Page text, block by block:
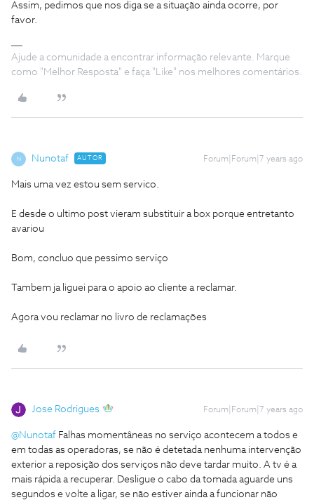
Assim, pedimos que nos diga se a situação ainda ocorre, por
favor.
Ajude a comunidade a encontrar informação relevante. Marque
como "Melhor Resposta" e faça "Like" nos melhores comentários.
N Nunotaf AUTOR Forum|Forum|7 years ago
Mais uma vez estou sem servico.
E desde o ultimo post vieram substituir a box porque entretanto
avariou
Bom, concluo que pessimo serviço
Tambem ja liguei para o apoio ao cliente a reclamar.
Agora vou reclamar no livro de reclamações
Jose Rodrigues Forum|Forum|7 years ago
@Nunotaf Falhas momentâneas no serviço acontecem a todos e
em todas as operadoras, se não é detetada nenhuma intervenção
exterior a reposição dos serviços não deve tardar muito. A tv é a
mais rápida a recuperar. Desligue o cabo da tomada aguarde uns
segundos e volte a ligar, se não estiver ainda a funcionar não